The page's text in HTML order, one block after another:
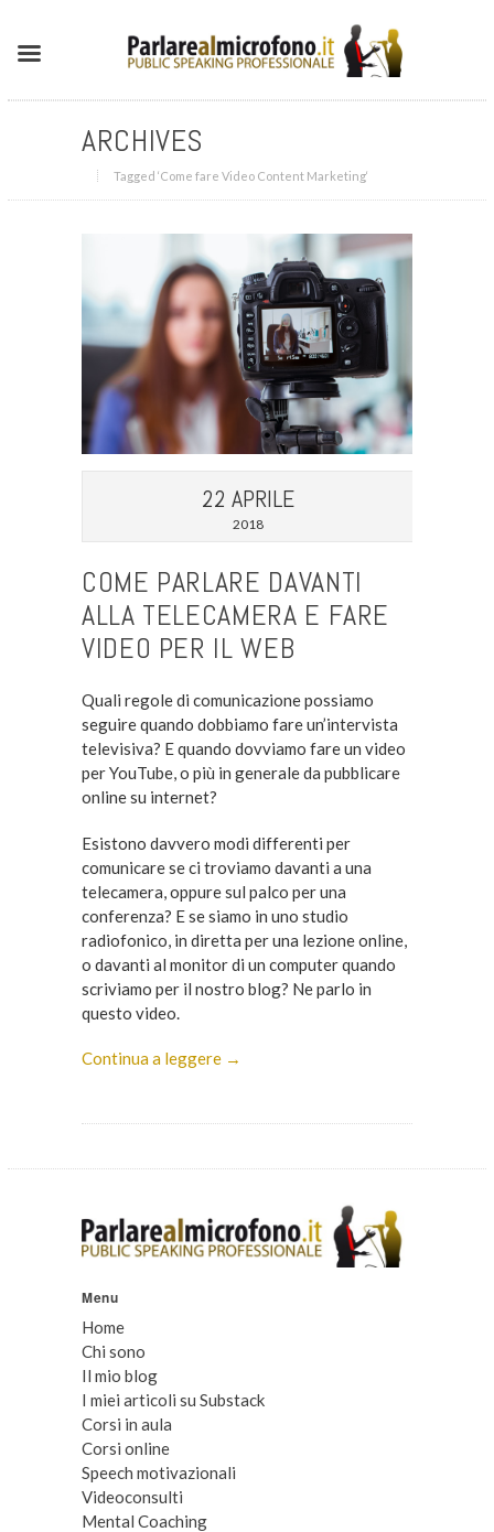
ARCHIVES
Tagged ‘Come fare Video Content Marketing‘
22 APRILE
2018
COME PARLARE DAVANTI
ALLA TELECAMERA E FARE
VIDEO PER IL WEB
Quali regole di comunicazione possiamo
seguire quando dobbiamo fare un’intervista
televisiva? E quando dovviamo fare un video
per YouTube, o più in generale da pubblicare
online su internet?
Esistono davvero modi differenti per
comunicare se ci troviamo davanti a una
telecamera, oppure sul palco per una
conferenza? E se siamo in uno studio
radiofonico, in diretta per una lezione online,
o davanti al monitor di un computer quando
scriviamo per il nostro blog? Ne parlo in
questo video.
Continua a leggere →
Menu
Home
Chi sono
Il mio blog
I miei articoli su Substack
Corsi in aula
Corsi online
Speech motivazionali
Videoconsulti
Mental Coaching